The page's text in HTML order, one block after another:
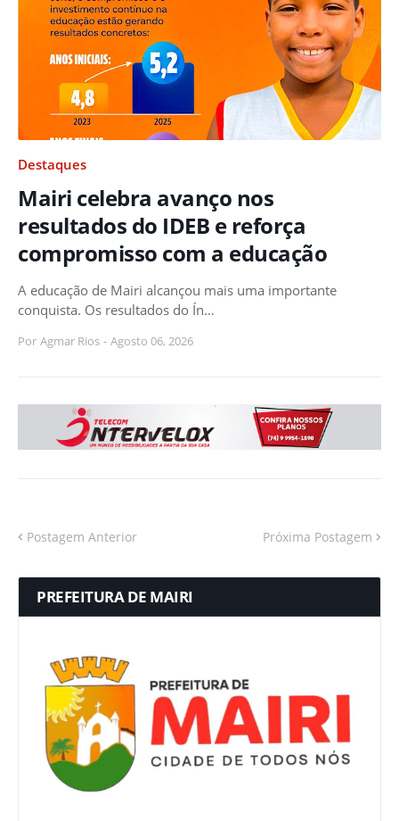
Destaques
Mairi celebra avanço nos
resultados do IDEB e reforça
compromisso com a educação
A educação de Mairi alcançou mais uma importante
conquista. Os resultados do Ín…
Por Agmar Rios - Agosto 06, 2026
Postagem Anterior Próxima Postagem
PREFEITURA DE MAIRI